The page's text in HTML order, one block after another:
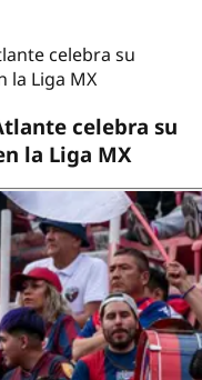
celebra su
la Liga MX
celebra su
la Liga MX